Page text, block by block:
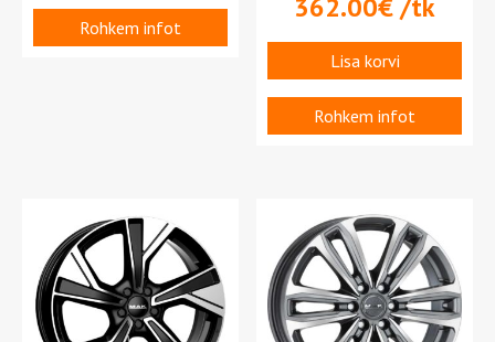
Rohkem infot
362.00€/tk
Lisa korvi
Rohkem infot